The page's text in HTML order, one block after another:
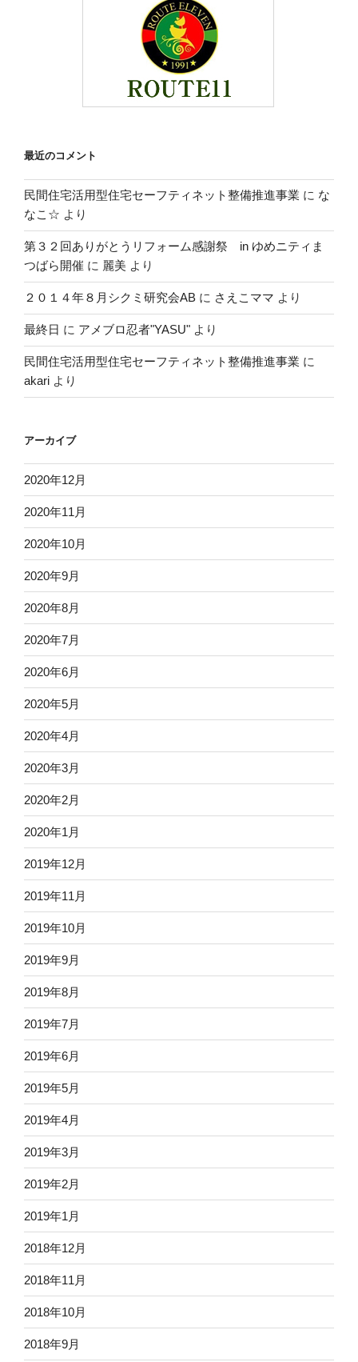
最近のコメント
民間住宅活用型住宅セーフティネット整備推進事業 に な
なこ☆ より
第３２回ありがとうリフォーム感謝祭 in ゆめニティま
つばら開催 に 麗美 より
２０１４年８月シクミ研究会AB に さえこママ より
最終日 に アメブロ忍者"YASU" より
民間住宅活用型住宅セーフティネット整備推進事業 に
akari より
アーカイブ
2020年12月
2020年11月
2020年10月
2020年9月
2020年8月
2020年7月
2020年6月
2020年5月
2020年4月
2020年3月
2020年2月
2020年1月
2019年12月
2019年11月
2019年10月
2019年9月
2019年8月
2019年7月
2019年6月
2019年5月
2019年4月
2019年3月
2019年2月
2019年1月
2018年12月
2018年11月
2018年10月
2018年9月